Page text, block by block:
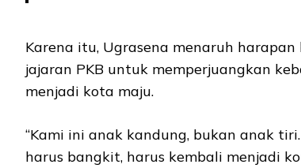
Karena itu, Ugrasena menaruh
jajaran PKB untuk memperjuangkan
menjadi kota maju.
“Kami ini anak kandung, bukan anak
harus bangkit, harus kembali menjadi